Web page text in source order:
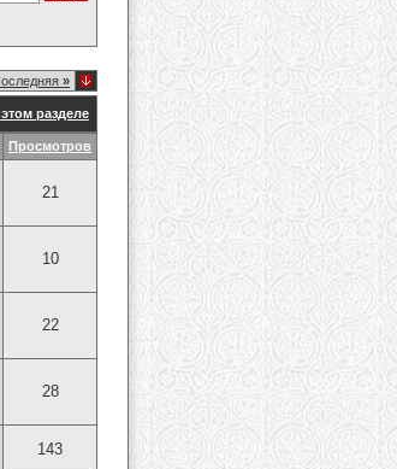
»
разделе
Просмотров
21
10
22
28
143